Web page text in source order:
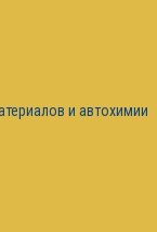
и автохимии